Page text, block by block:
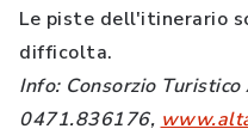
Le piste dell'itinerario
difficolta.
Info: Consorzio
0471.836176,